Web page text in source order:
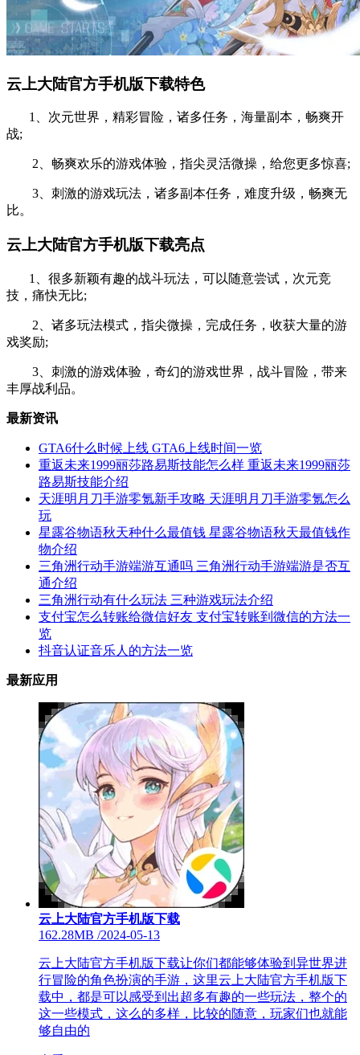
云上大陆官方手机版下载特色
1、次元世界，精彩冒险，诸多任务，海量副本，畅爽开
战;
2、畅爽欢乐的游戏体验，指尖灵活微操，给您更多惊喜;
3、刺激的游戏玩法，诸多副本任务，难度升级，畅爽无
比。
云上大陆官方手机版下载亮点
1、很多新颖有趣的战斗玩法，可以随意尝试，次元竞
技，痛快无比;
2、诸多玩法模式，指尖微操，完成任务，收获大量的游
戏奖励;
3、刺激的游戏体验，奇幻的游戏世界，战斗冒险，带来
丰厚战利品。
最新资讯
GTA6什么时候上线 GTA6上线时间一览
重返未来1999丽莎路易斯技能怎么样 重返未来1999丽莎
路易斯技能介绍
天涯明月刀手游零氪新手攻略 天涯明月刀手游零氪怎么
玩
星露谷物语秋天种什么最值钱 星露谷物语秋天最值钱作
物介绍
三角洲行动手游端游互通吗 三角洲行动手游端游是否互
通介绍
三角洲行动有什么玩法 三种游戏玩法介绍
支付宝怎么转账给微信好友 支付宝转账到微信的方法一
览
抖音认证音乐人的方法一览
最新应用
云上大陆官方手机版下载
162.28MB /2024-05-13
云上大陆官方手机版下载让你们都能够体验到异世界进
行冒险的角色扮演的手游，这里云上大陆官方手机版下
载中，都是可以感受到出超多有趣的一些玩法，整个的
这一些模式，这么的多样，比较的随意，玩家们也就能
够自由的